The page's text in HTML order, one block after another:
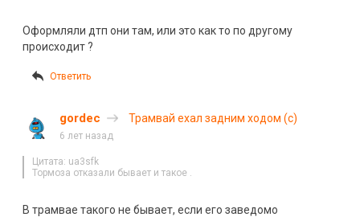
Оформляли дтп они там, или это как то по другому
происходит ?
Ответить
gordec Трамвай ехал задним ходом (с)
6 лет назад
Цитата: ua3sfk
Тормоза отказали бывает и такое .
В трамвае такого не бывает, если его заведомо